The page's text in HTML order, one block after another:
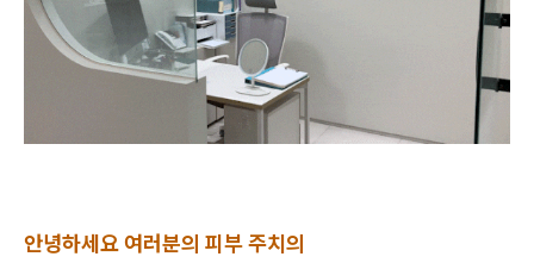
안녕하세요 여러분의 피부 주치의